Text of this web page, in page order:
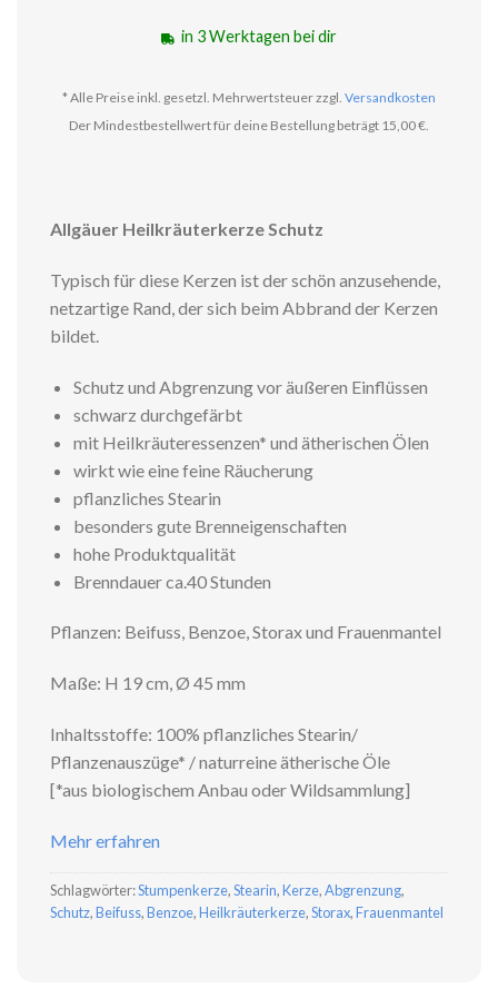
in 3 Werktagen bei dir
* Alle Preise inkl. gesetzl. Mehrwertsteuer zzgl. Versandkosten
Der Mindestbestellwert für deine Bestellung beträgt 15,00 €.
Allgäuer Heilkräuterkerze Schutz
Typisch für diese Kerzen ist der schön anzusehende,
netzartige Rand, der sich beim Abbrand der Kerzen
bildet.
Schutz und Abgrenzung vor äußeren Einflüssen
schwarz durchgefärbt
mit Heilkräuteressenzen* und ätherischen Ölen
wirkt wie eine feine Räucherung
pflanzliches Stearin
besonders gute Brenneigenschaften
hohe Produktqualität
Brenndauer ca.40 Stunden
Pflanzen: Beifuss, Benzoe, Storax und Frauenmantel
Maße: H 19 cm, Ø 45 mm
Inhaltsstoffe: 100% pflanzliches Stearin/
Pflanzenauszüge* / naturreine ätherische Öle
[*aus biologischem Anbau oder Wildsammlung]
Mehr erfahren
Schlagwörter:Stumpenkerze,Stearin,Kerze,Abgrenzung,
Schutz,Beifuss,Benzoe,Heilkräuterkerze,Storax,Frauenmantel